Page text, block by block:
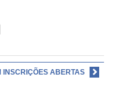
INSCRIÇÕES ABERTAS